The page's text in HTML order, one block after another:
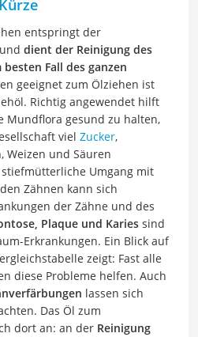
entspringt der
dient der Reinigung des
Fall des ganzen
geeignet zum Ölziehen ist
Richtig angewendet hilft
Mundflora gesund zu halten,
viel Zucker,
Weizen und Säuren
Umgang mit
Zähnen kann sich
der Zähne und des
Plaque und Karies sind
Erkrankungen. Ein Blick auf
zeigt: Fast alle
diese Probleme helfen. Auch
lassen sich
Das Öl zum
dort an: an der Reinigung